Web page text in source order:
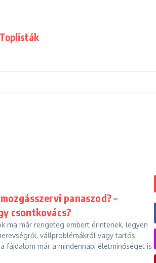
Toplisták
panaszod? –
csontkovács?
ma már rengeteg embert érintenek, legyen
vállproblémákról vagy tartós
fájdalom már a mindennapi életminőséget is